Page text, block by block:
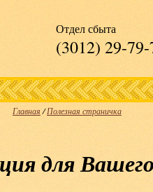
Отдел сбыта
(3012) 29-79-
Главная /Полезная страничка
для